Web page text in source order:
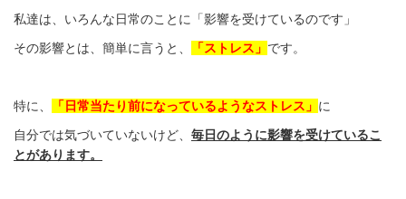
私達は、いろんな日常のことに「影響を受けているのです」
その影響とは、簡単に言うと、
「ストレス」 です。
特に、 「日常当たり前になっているようなストレス」 に
自分では気づいていないけど、 毎日のように影響を受けているこ
とがあります。